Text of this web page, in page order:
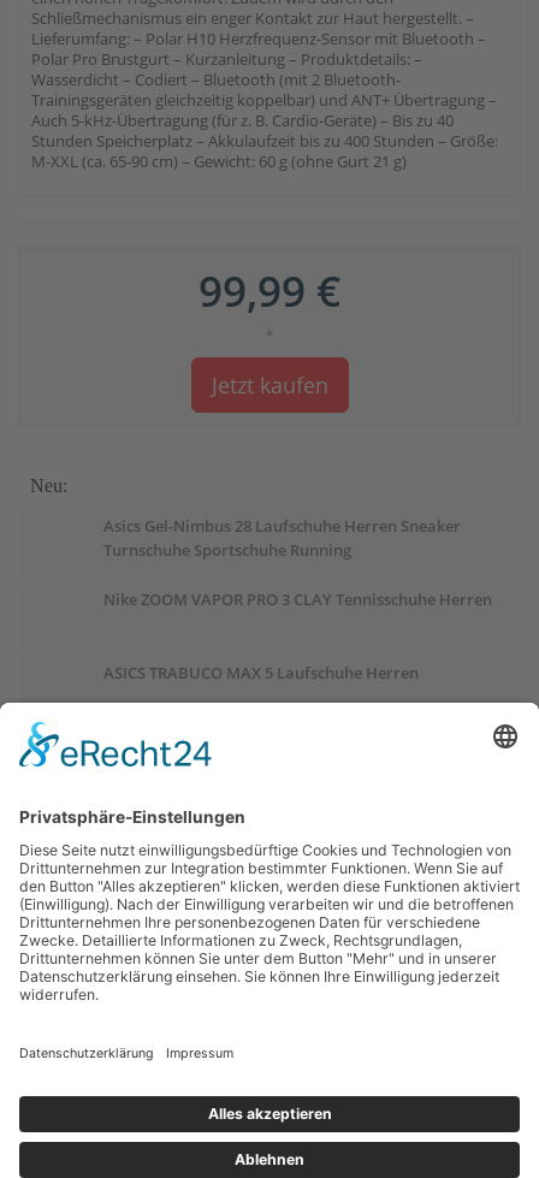
Schließmechanismus ein enger Kontakt zur Haut hergestellt. –
Lieferumfang: – Polar H10 Herzfrequenz-Sensor mit Bluetooth –
Polar Pro Brustgurt – Kurzanleitung – Produktdetails: –
Wasserdicht – Codiert – Bluetooth (mit 2 Bluetooth-
Trainingsgeräten gleichzeitig koppelbar) und ANT+ Übertragung –
Auch 5-kHz-Übertragung (für z. B. Cardio-Geräte) – Bis zu 40
Stunden Speicherplatz – Akkulaufzeit bis zu 400 Stunden – Größe:
M-XXL (ca. 65-90 cm) – Gewicht: 60 g (ohne Gurt 21 g)
99,99 €
*
Jetzt kaufen
Neu:
Asics Gel-Nimbus 28 Laufschuhe Herren Sneaker
Turnschuhe Sportschuhe Running
Nike ZOOM VAPOR PRO 3 CLAY Tennisschuhe Herren
ASICS TRABUCO MAX 5 Laufschuhe Herren
ASICS GEL-PULSE 17 Laufschuhe Damen
Salomon OUTCHILL Winterschuhe Damen
ASICS GEL-CUMULUS 28 Laufschuhe Damen
Trailrunnersdog